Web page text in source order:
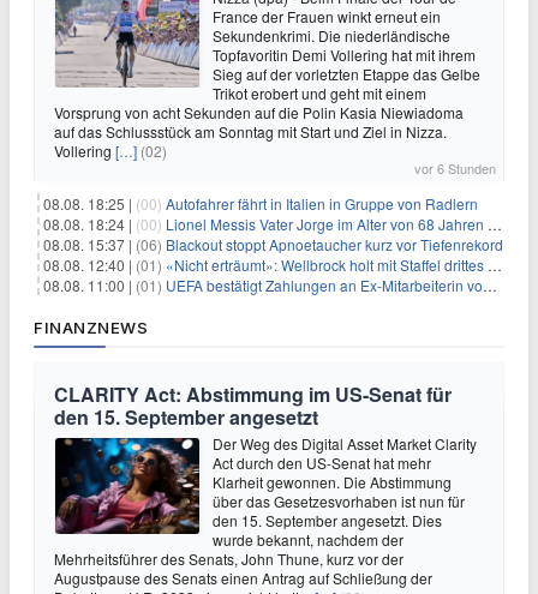
France der Frauen winkt erneut ein
Sekundenkrimi. Die niederländische
Topfavoritin Demi Vollering hat mit ihrem
Sieg auf der vorletzten Etappe das Gelbe
Trikot erobert und geht mit einem
Vorsprung von acht Sekunden auf die Polin Kasia Niewiadoma
auf das Schlussstück am Sonntag mit Start und Ziel in Nizza.
Vollering […] (02)
vor 6 Stunden
08.08. 18:25 | (00) Autofahrer fährt in Italien in Gruppe von Radlern
08.08. 18:24 | (00) Lionel Messis Vater Jorge im Alter von 68 Jahren gestorben
08.08. 15:37 | (06) Blackout stoppt Apnoetaucher kurz vor Tiefenrekord
08.08. 12:40 | (01) «Nicht erträumt»: Wellbrock holt mit Staffel drittes EM-Gold
08.08. 11:00 | (01) UEFA bestätigt Zahlungen an Ex-Mitarbeiterin von Infantino
FINANZNEWS
CLARITY Act: Abstimmung im US-Senat für
den 15. September angesetzt
Der Weg des Digital Asset Market Clarity
Act durch den US-Senat hat mehr
Klarheit gewonnen. Die Abstimmung
über das Gesetzesvorhaben ist nun für
den 15. September angesetzt. Dies
wurde bekannt, nachdem der
Mehrheitsführer des Senats, John Thune, kurz vor der
Augustpause des Senats einen Antrag auf Schließung der